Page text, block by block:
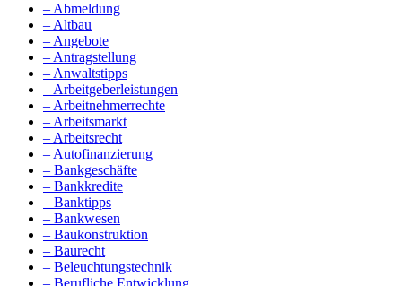
– Abmeldung
– Altbau
– Angebote
– Antragstellung
– Anwaltstipps
– Arbeitgeberleistungen
– Arbeitnehmerrechte
– Arbeitsmarkt
– Arbeitsrecht
– Autofinanzierung
– Bankgeschäfte
– Bankkredite
– Banktipps
– Bankwesen
– Baukonstruktion
– Baurecht
– Beleuchtungstechnik